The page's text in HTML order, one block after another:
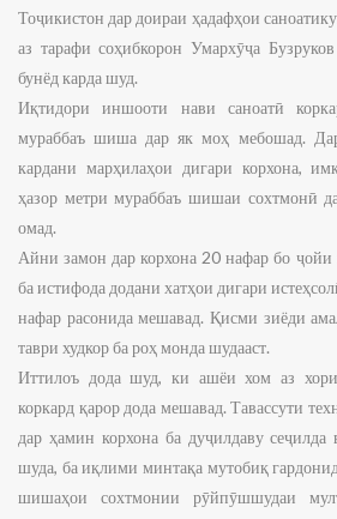
Тоҷикистон дар доираи ҳадафҳои
аз тарафи соҳибкорон Умархӯҷа
бунёд карда шуд.
Иқтидори иншооти нави саноатӣ
мураббаъ шиша дар як моҳ мебошад.
кардани марҳилаҳои дигари корхона,
ҳазор метри мураббаъ шишаи сохтмонӣ
омад.
Айни замон дар корхона 20 нафар бо
ба истифода додани хатҳои дигари
нафар расонида мешавад. Қисми зиёди
таври худкор ба роҳ монда шудааст.
Иттилоъ дода шуд, ки ашёи хом аз
коркард қарор дода мешавад. Тавассути
дар ҳамин корхона ба дуҷилдаву сеҷилда
шуда, ба иқлими минтақа мутобиқ
шишаҳои сохтмонии рӯйпӯшшудаи